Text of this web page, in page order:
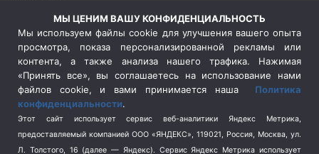
(510)
Сельское хозяйство (3)
Социальная политика
(3)
Спецоперация в Украине
Спецоперация на Украине
(404)
Спорт (740)
Терроризм (1)
МЫ ЦЕНИМ ВАШУ КОНФИДЕНЦИАЛЬНОСТЬ
Мы используем файлы cookie для улучшения вашего опыта
просмотра, показа персонализированной рекламы или
контента, а также анализа нашего трафика. Нажимая
«Принять все», вы соглашаетесь на использование нами
файлов cookie, и вами принимается наша Политика
конфиденциальности.
Этот сайт использует сервис веб-аналитики Яндекс Метрика,
предоставляемый компанией ООО «ЯНДЕКС», 119021, Россия, Москва, ул.
Л. Толстого, 16 (далее — Яндекс). Сервис Яндекс Метрика использует